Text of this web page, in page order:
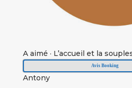
A aimé · L’accueil et la
Avis Booking
Antony